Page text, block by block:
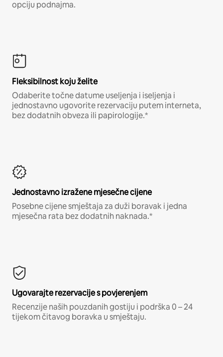
opciju podnajma.
Fleksibilnost koju želite
Odaberite točne datume useljenja i iseljenja i
jednostavno ugovorite rezervaciju putem interneta,
bez dodatnih obveza ili papirologije.*
Jednostavno izražene mjesečne cijene
Posebne cijene smještaja za duži boravak i jedna
mjesečna rata bez dodatnih naknada.*
Ugovarajte rezervacije s povjerenjem
Recenzije naših pouzdanih gostiju i podrška 0 – 24
tijekom čitavog boravka u smještaju.